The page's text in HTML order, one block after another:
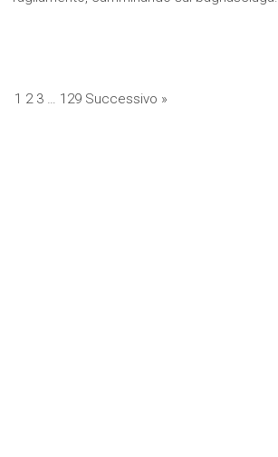
1 2 3 … 129 Successivo »